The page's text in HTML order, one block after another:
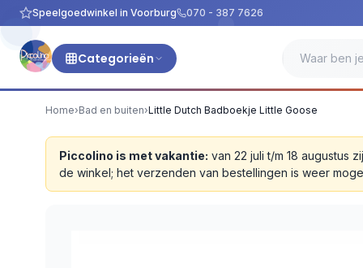
Speelgoedwinkel in Voorburg 070 - 387 7626
Categorieën
Home›Bad en buiten›Little Dutch Badboekje Little Goose
Piccolino is met vakantie: van 22 juli t/m 18 augustus
de winkel; het verzenden van bestellingen is weer